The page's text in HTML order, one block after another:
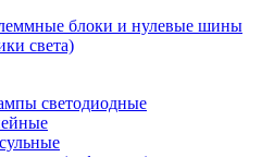
блоки и нулевые шины
света)
светодиодные